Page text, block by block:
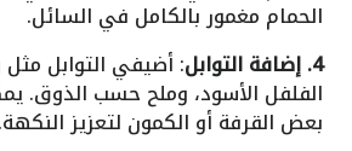
الحمام مغمور بالكامل في السائل.
4. إضافة التوابل
: أضيفي التوابل مثل
الفلفل الأسود، وملح حسب الذوق.
بعض القرفة أو الكمون لتعزيز النكهة.